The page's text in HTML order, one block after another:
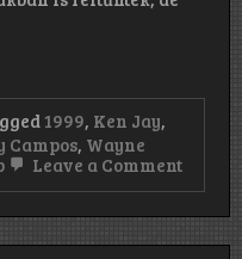
1999, Ken Jay,
Campos, Wayne
Leave a Commenton
: